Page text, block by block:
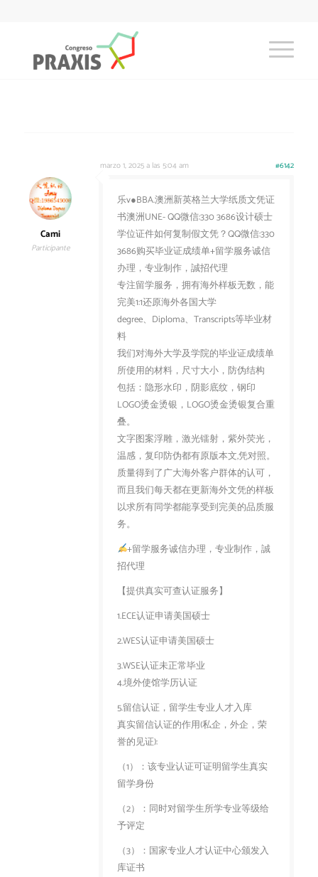
marzo 1, 2025 a las 5:04 am #6142
Cami
Participante
乐v●BBA.澳洲新英格兰大学纸质文凭证
书澳洲UNE- QQ微信:330 3686设计硕士
学位证件如何复制假文凭？QQ微信:330
3686购买毕业证成绩单+留学服务诚信
办理，专业制作，誠招代理
专注留学服务，拥有海外样板无数，能
完美1:1还原海外各国大学
degree、Diploma、Transcripts等毕业材
料
我们对海外大学及学院的毕业证成绩单
所使用的材料，尺寸大小，防伪结构
包括：隐形水印，阴影底纹，钢印
LOGO烫金烫银，LOGO烫金烫银复合重
叠。
文字图案浮雕，激光镭射，紫外荧光，
温感，复印防伪都有原版本文,凭对照。
质量得到了广大海外客户群体的认可，
而且我们每天都在更新海外文凭的样板
以求所有同学都能享受到完美的品质服
务。
+留学服务诚信办理，专业制作，誠
招代理
【提供真实可查认证服务】
1.ECE认证申请美国硕士
2.WES认证申请美国硕士
3.WSE认证未正常毕业
4.境外使馆学历认证
5.留信认证，留学生专业人才入库
真实留信认证的作用(私企，外企，荣
誉的见证):
（1）：该专业认证可证明留学生真实
留学身份
（2）：同时对留学生所学专业等级给
予评定
（3）：国家专业人才认证中心颁发入
库证书